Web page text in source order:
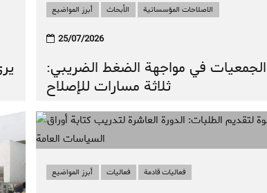
السياسات العمومية”
أبرز المواضيع الأبحاث الاصلاحات المؤسساتية
25/07/2026
الجمعيات في مواجهة الضغط الضريبي:
ثلاثة مسارات للإصلاح
أبرز المواضيع فعاليات فعاليات قادمة